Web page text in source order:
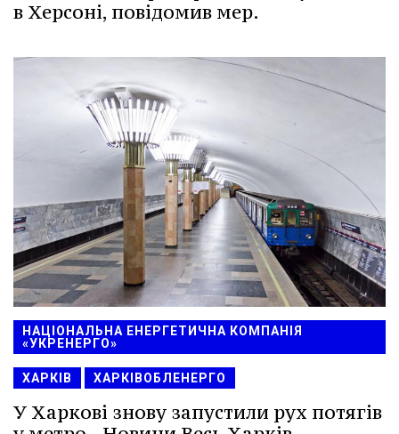
в Херсоні, повідомив мер.
НАЦІОНАЛЬНА ЕНЕРГЕТИЧНА КОМПАНІЯ
«УКРЕНЕРГО»
ХАРКІВ ХАРКІВОБЛЕНЕРГО
У Харкові знову запустили рух потягів